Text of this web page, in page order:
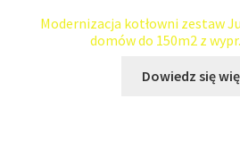
Modernizacja kotłowni zestaw
domów do 150m2 z
Dowiedz się